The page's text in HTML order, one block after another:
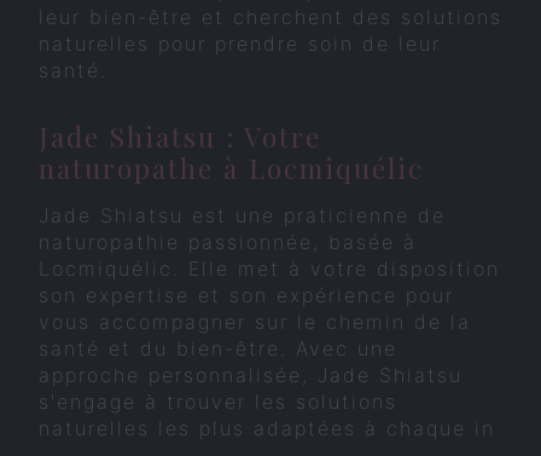
leur bien-être et cherchent des solutions
naturelles pour prendre soin de leur
santé.
Jade Shiatsu : Votre
naturopathe à Locmiquélic
Jade Shiatsu est une praticienne de
naturopathie passionnée, basée à
Locmiquélic. Elle met à votre disposition
son expertise et son expérience pour
vous accompagner sur le chemin de la
santé et du bien-être. Avec une
approche personnalisée, Jade Shiatsu
s'engage à trouver les solutions
naturelles les plus adaptées à chaque in